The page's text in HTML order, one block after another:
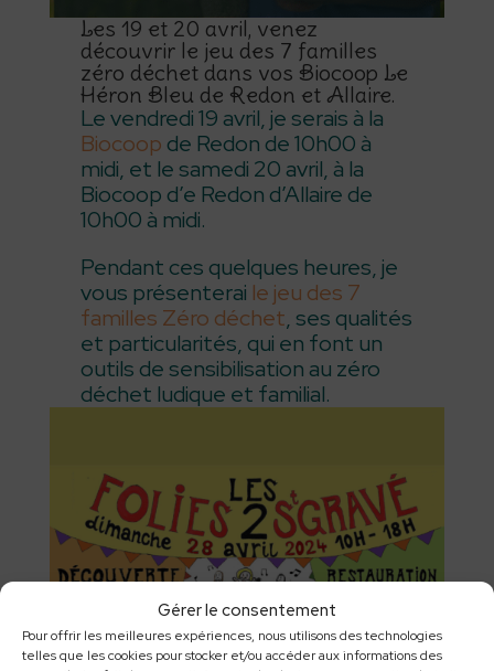
Gérer le consentement
Pour offrir les meilleures expériences, nous utilisons des technologies
telles que les cookies pour stocker et/ou accéder aux informations des
Les 19 et 20 avril, venez
découvrir le jeu des 7 familles
zéro déchet dans vos Biocoop Le
Héron Bleu de Redon et Allaire.
Le vendredi 19 avril, je serais à la
Biocoop de Redon de 10h00 à
midi, et le samedi 20 avril, à la
Biocoop d’e Redon d’Allaire de
10h00 à midi.
Pendant ces quelques heures, je
vous présenterai le jeu des 7
familles Zéro déchet, ses qualités
et particularités, qui en font un
outils de sensibilisation au zéro
déchet ludique et familial.